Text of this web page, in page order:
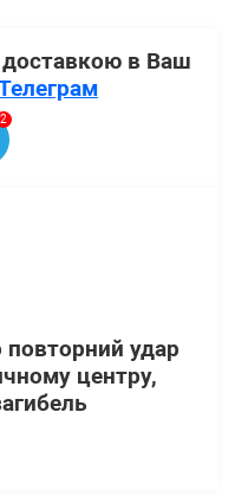
доставкою в Ваш
2
удар
центру,